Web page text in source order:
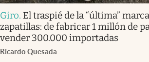
Giro. El traspié de la “última”
zapatillas: de fabricar 1 millón de
vender 300.000 importadas
Ricardo Quesada